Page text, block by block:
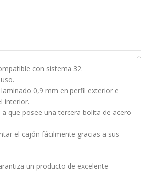
con sistema 32.
0,9 mm en perfil exterior e
interior.
que posee una tercera bolita de acero
el cajón fácilmente gracias a sus
un producto de excelente